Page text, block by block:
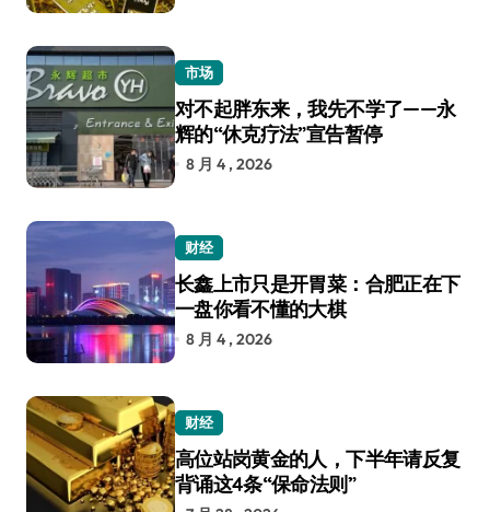
市场
对不起胖东来，我先不学了——永
辉的“休克疗法”宣告暂停
8 月 4 , 2026
财经
长鑫上市只是开胃菜：合肥正在下
一盘你看不懂的大棋
8 月 4 , 2026
财经
高位站岗黄金的人，下半年请反复
背诵这4条“保命法则”